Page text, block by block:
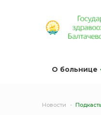
О больнице
Новости